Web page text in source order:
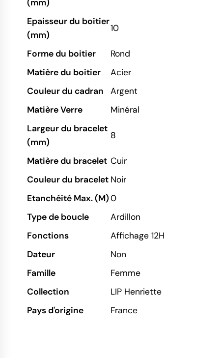
(mm)
Epaisseur du boitier
(mm)
10
Forme du boitier
Rond
Matière du boitier
Acier
Couleur du cadran
Argent
Matière Verre
Minéral
Largeur du bracelet
(mm)
8
Matière du bracelet Cuir
Couleur du bracelet Noir
Etanchéité Max. (M)0
Type de boucle
Ardillon
Fonctions
Affichage 12H
Dateur
Non
Famille
Femme
Collection
LIP Henriette
Pays d'origine
France